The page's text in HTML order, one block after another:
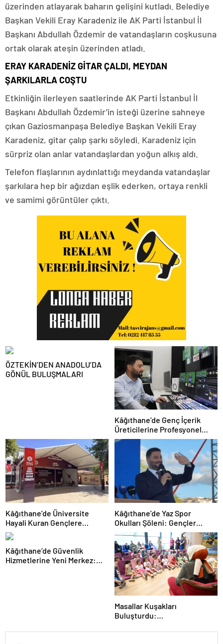
üzerinden atlayarak baharın gelişini kutladı. Belediye
Başkan Vekili Eray Karadeniz ile AK Parti İstanbul İl
Başkanı Abdullah Özdemir de vatandaşların coşkusuna
ortak olarak ateşin üzerinden atladı.
ERAY KARADENİZ GİTAR ÇALDI, MEYDAN
ŞARKILARLA COŞTU
Etkinliğin ilerleyen saatlerinde AK Parti İstanbul İl
Başkanı Abdullah Özdemir’in isteği üzerine sahneye
çıkan Gaziosmanpaşa Belediye Başkan Vekili Eray
Karadeniz, gitar çalıp şarkı söyledi. Karadeniz için
sürpriz olan anlar vatandaşlardan yoğun alkış aldı.
Telefon flaşlarının aydınlattığı meydanda vatandaşlar
şarkılara hep bir ağızdan eşlik ederken, ortaya renkli
ve samimi görüntüler çıktı.
ÖZTEKİN’DEN ANADOLU’DA
GÖNÜL BULUŞMALARI
Kâğıthane’de Genç İçerik
Üreticilerine Profesyonel
Stüdyo Desteği
Kâğıthane’de Üniversite
Hayali Kuran Gençlere
Ücretsiz Tercih Rehberliği
Kâğıthane’de Yaz Spor
Okulları Şöleni: Gençler
Yeteneklerini Sergiledi
Kâğıthane’de Güvenlik
Hizmetlerine Yeni Merkez:
Masallar Kuşakları
Buluşturdu:
Geleceğe Anlamlı Bir